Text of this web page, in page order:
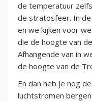
de temperatuur
de stratosfeer. In
en we kijken voor
die de hoogte van
Afhangende van in
de hoogte van de
En dan heb je nog de
luchtstromen